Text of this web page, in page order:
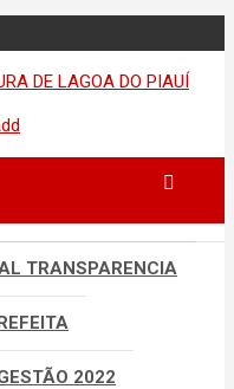
DE
DO PIAUÍ
TRANSPARENCIA
2022